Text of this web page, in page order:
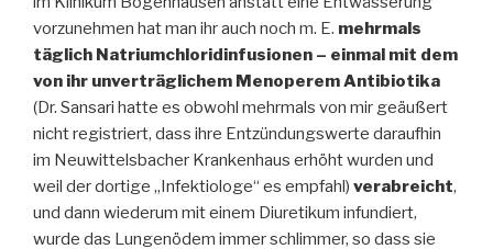
vorzunehmen hat man ihr auch noch m. E. mehrmals
täglich Natriumchloridinfusionen – einmal mit dem
von ihr unverträglichem Menoperem Antibiotika
(Dr. Sansari hatte es obwohl mehrmals von mir geäußert
nicht registriert, dass ihre Entzündungswerte daraufhin
im Neuwittelsbacher Krankenhaus erhöht wurden und
weil der dortige „Infektiologe“ es empfahl) verabreicht,
und dann wiederum mit einem Diuretikum infundiert,
wurde das Lungenödem immer schlimmer, so dass sie